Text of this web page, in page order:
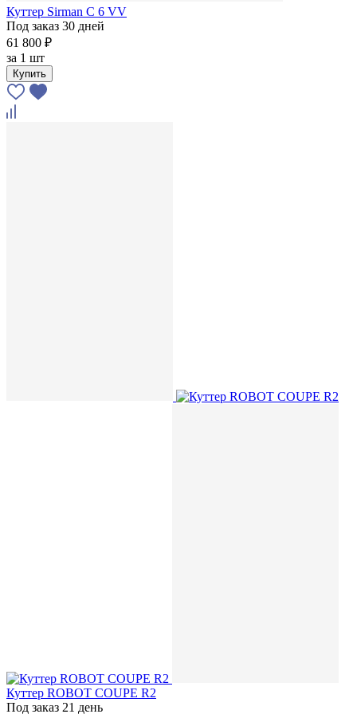
Куттер Sirman C 6 VV
Под заказ 30 дней
61 800 ₽
за 1 шт
Купить
Куттер ROBOT COUPE R2
Под заказ 21 день